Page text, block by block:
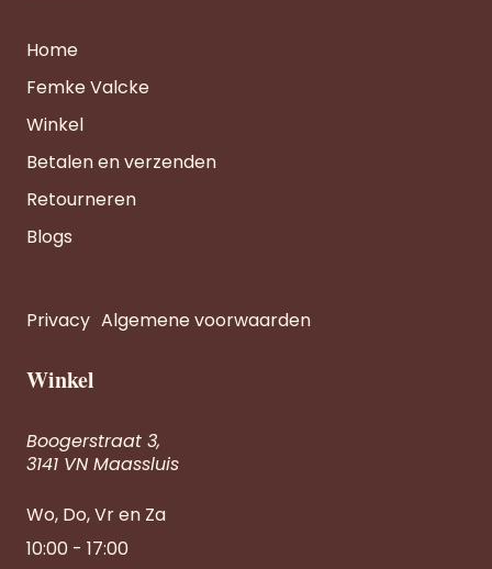
Home
Femke Valcke
Winkel
Betalen en verzenden
Retourneren
Blogs
Privacy Algemene voorwaarden
Winkel
Boogerstraat 3,
3141 VN Maassluis
Wo, Do, Vr en Za
10:00 - 17:00